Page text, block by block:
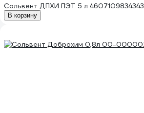
Сольвент ДПХИ ПЭТ 5 л 4607109834343
В корзину